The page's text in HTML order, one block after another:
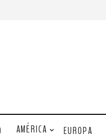
AMÉRICA EUROPA